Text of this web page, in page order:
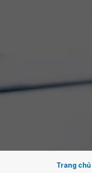
Trang chủ